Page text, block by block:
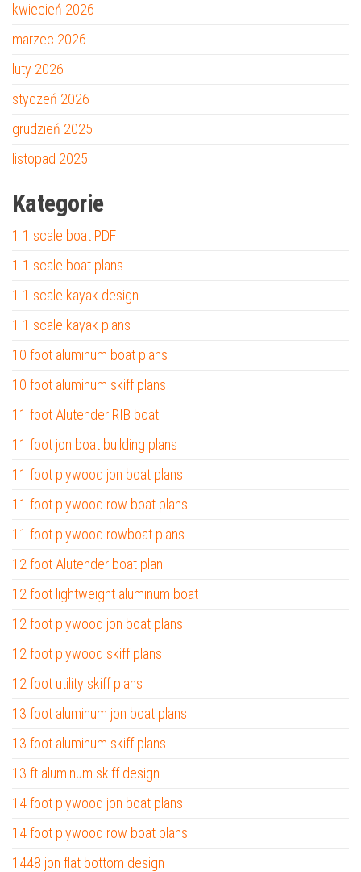
kwiecień 2026
marzec 2026
luty 2026
styczeń 2026
grudzień 2025
listopad 2025
Kategorie
1 1 scale boat PDF
1 1 scale boat plans
1 1 scale kayak design
1 1 scale kayak plans
10 foot aluminum boat plans
10 foot aluminum skiff plans
11 foot Alutender RIB boat
11 foot jon boat building plans
11 foot plywood jon boat plans
11 foot plywood row boat plans
11 foot plywood rowboat plans
12 foot Alutender boat plan
12 foot lightweight aluminum boat
12 foot plywood jon boat plans
12 foot plywood skiff plans
12 foot utility skiff plans
13 foot aluminum jon boat plans
13 foot aluminum skiff plans
13 ft aluminum skiff design
14 foot plywood jon boat plans
14 foot plywood row boat plans
1448 jon flat bottom design